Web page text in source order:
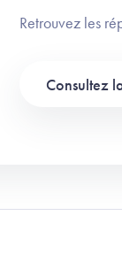
Retrouvez les
Consultez